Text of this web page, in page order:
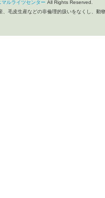
ルライツセンター All Rights Reserved.
、毛皮生産などの非倫理的扱いをなくし、